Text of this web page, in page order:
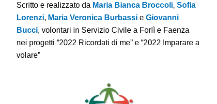
Scritto e realizzato da Maria Bianca Broccoli, Sofia
Lorenzi, Maria Veronica Burbassie Giovanni
Bucci, volontari in Servizio Civile a Forlì e Faenza
nei progetti “2022 Ricordati di me” e “2022 Imparare a
volare”